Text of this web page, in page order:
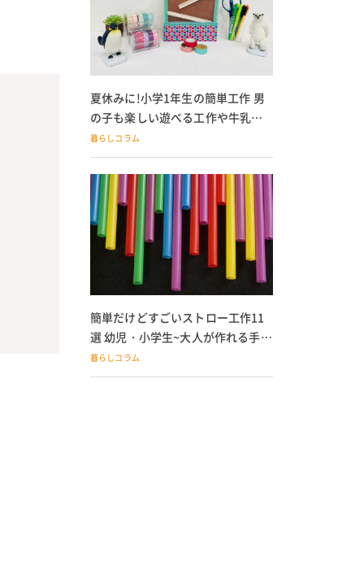
夏休みに!小学1年生の簡単工作 男
の子も楽しい遊べる工作や牛乳パ
ック貯金箱も
暮らしコラム
簡単だけどすごいストロー工作11
選 幼児・小学生~大人が作れる手作
りおもちゃ
暮らしコラム